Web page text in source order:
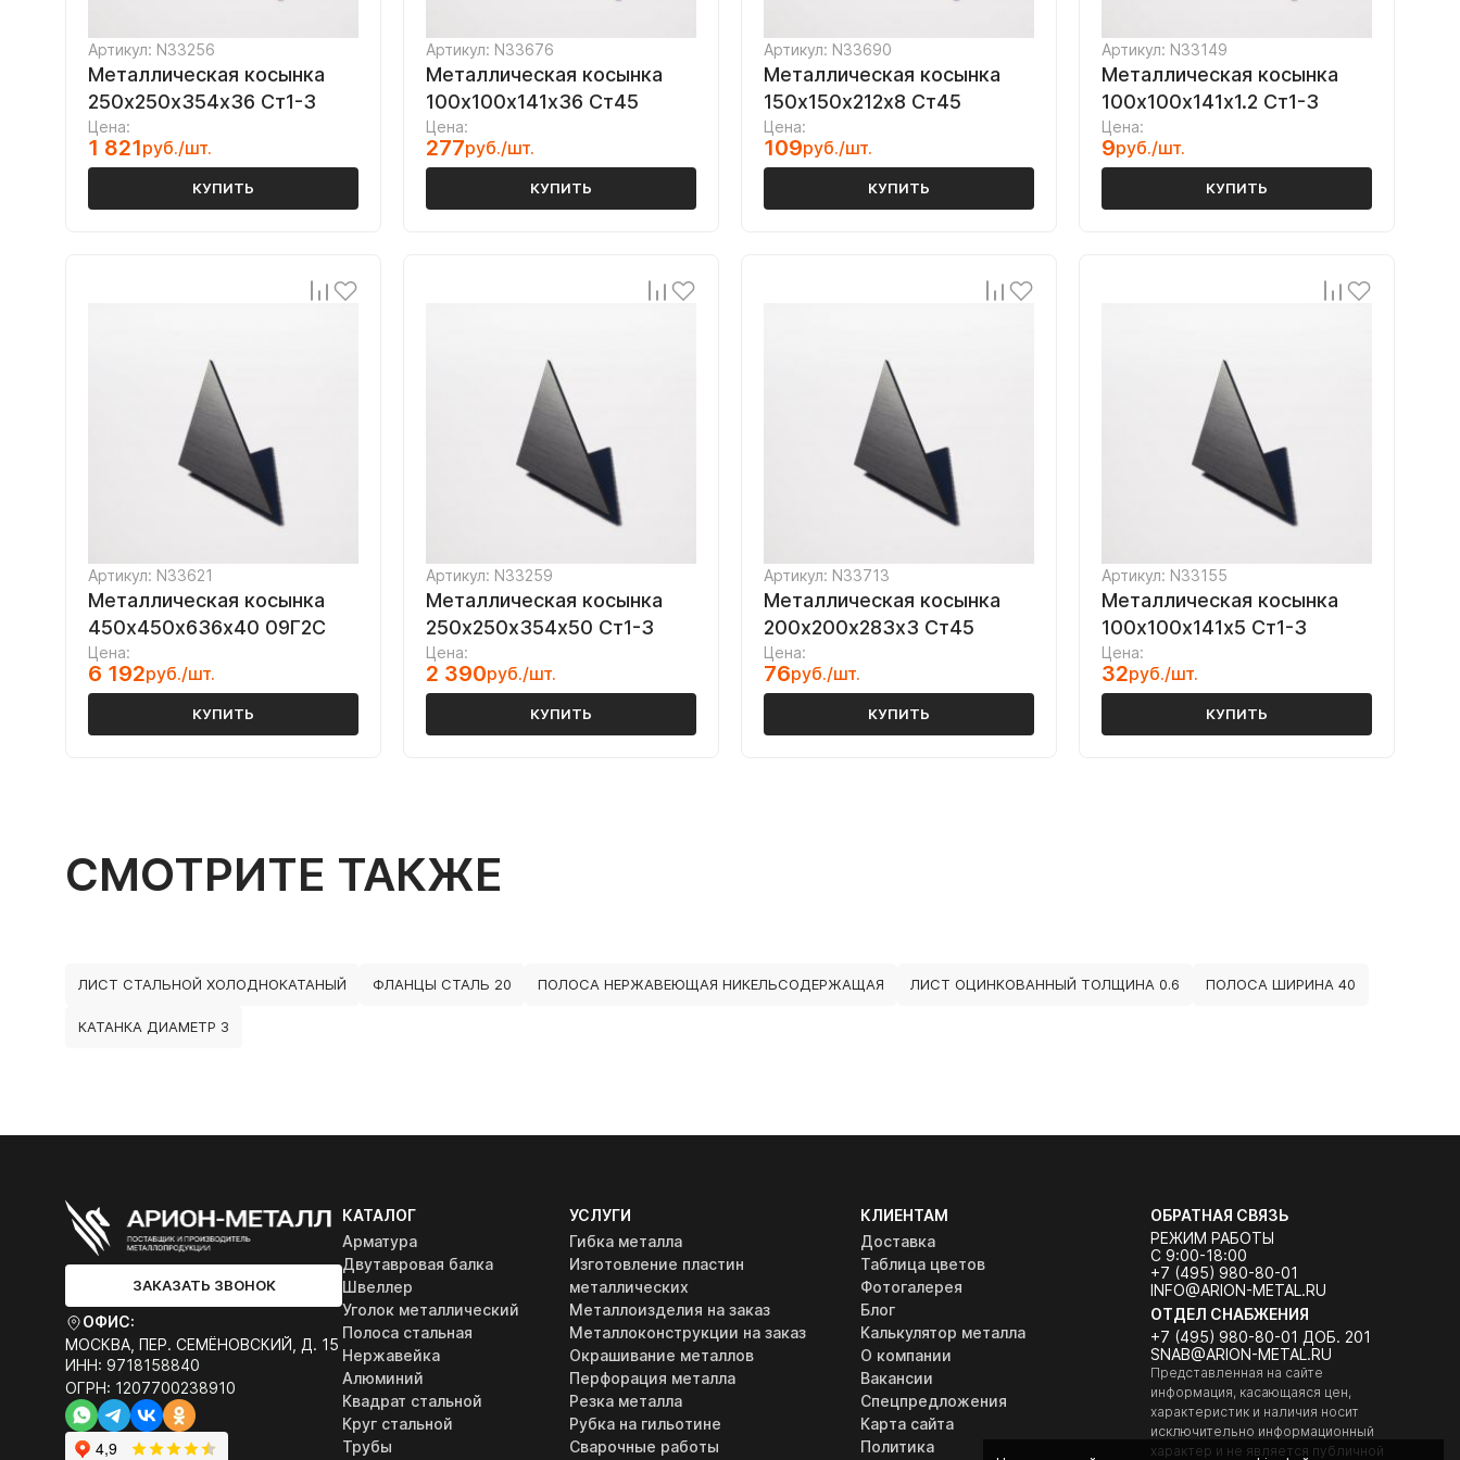
Артикул: N33256
Металлическая косынка
250х250х354х36 Ст1-3
Цена:
1 821руб./шт.
КУПИТЬ
Артикул: N33676
Металлическая косынка
100х100х141х36 Ст45
Цена:
277руб./шт.
КУПИТЬ
Артикул: N33690
Металлическая косынка
150х150х212х8 Ст45
Цена:
109руб./шт.
КУПИТЬ
Артикул: N33149
Металлическая косынка
100х100х141х1.2 Ст1-3
Цена:
9руб./шт.
КУПИТЬ
Артикул: N33621
Металлическая косынка
450х450х636х40 09Г2С
Цена:
6 192руб./шт.
КУПИТЬ
Артикул: N33259
Металлическая косынка
250х250х354х50 Ст1-3
Цена:
2 390руб./шт.
КУПИТЬ
Артикул: N33713
Металлическая косынка
200х200х283х3 Ст45
Цена:
76руб./шт.
КУПИТЬ
Артикул: N33155
Металлическая косынка
100х100х141х5 Ст1-3
Цена:
32руб./шт.
КУПИТЬ
СМОТРИТЕ ТАКЖЕ
ЛИСТ СТАЛЬНОЙ ХОЛОДНОКАТАНЫЙ ФЛАНЦЫ СТАЛЬ 20 ПОЛОСА НЕРЖАВЕЮЩАЯ НИКЕЛЬСОДЕРЖАЩАЯ ЛИСТ ОЦИНКОВАННЫЙ ТОЛЩИНА 0.6 ПОЛОСА ШИРИНА 40
КАТАНКА ДИАМЕТР 3
ЗАКАЗАТЬ ЗВОНОК
ОФИС:
МОСКВА, ПЕР. СЕМЁНОВСКИЙ, Д. 15
ИНН: 9718158840
ОГРН: 1207700238910
КАТАЛОГ
Арматура
Двутавровая балка
Швеллер
Уголок металлический
Полоса стальная
Нержавейка
Алюминий
Квадрат стальной
Круг стальной
Трубы
УСЛУГИ
Гибка металла
Изготовление пластин
металлических
Металлоизделия на заказ
Металлоконструкции на заказ
Окрашивание металлов
Перфорация металла
Резка металла
Рубка на гильотине
Сварочные работы
КЛИЕНТАМ
Доставка
Таблица цветов
Фотогалерея
Блог
Калькулятор металла
О компании
Вакансии
Спецпредложения
Карта сайта
Политика
ОБРАТНАЯ СВЯЗЬ
РЕЖИМ РАБОТЫ
С 9:00-18:00
+7 (495) 980-80-01
INFO@ARION-METAL.RU
ОТДЕЛ СНАБЖЕНИЯ
+7 (495) 980-80-01 ДОБ. 201
SNAB@ARION-METAL.RU
Представленная на сайте
информация, касающаяся цен,
характеристик и наличия носит
исключительно информационный
характер и не является публичной